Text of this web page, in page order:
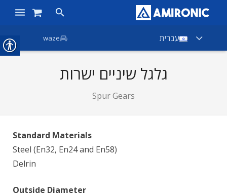
ראשי
אודות אמירוניק
חדשות
עברית waze
גלגל שיניים ישרות
Spur Gears
Standard Materials
Steel (En32, En24 and En58)
Delrin
Outside Diameter